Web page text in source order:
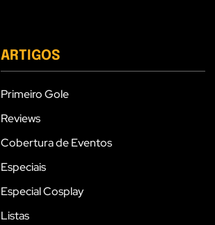
ARTIGOS
Primeiro Gole
Reviews
Cobertura de Eventos
Especiais
Especial Cosplay
Listas